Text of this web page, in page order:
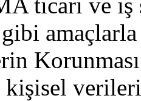
kişisel